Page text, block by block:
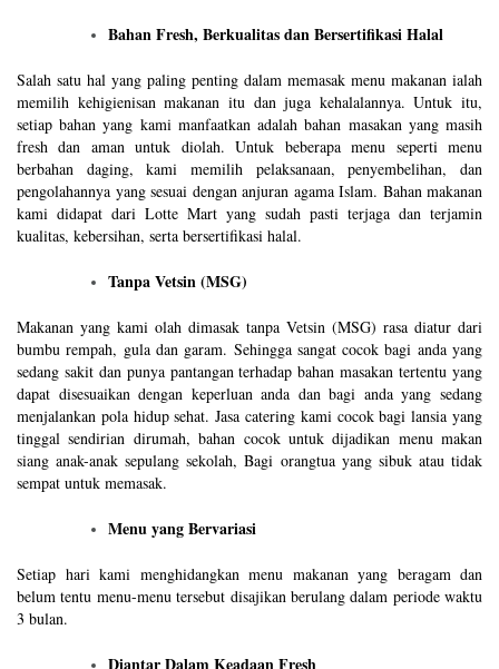
Bahan Fresh, Berkualitas dan Bersertifikasi Halal
Salah satu hal yang paling penting dalam memasak menu makanan ialah
memilih kehigienisan makanan itu dan juga kehalalannya. Untuk itu,
setiap bahan yang kami manfaatkan adalah bahan masakan yang masih
fresh dan aman untuk diolah. Untuk beberapa menu seperti menu
berbahan daging, kami memilih pelaksanaan, penyembelihan, dan
pengolahannya yang sesuai dengan anjuran agama Islam. Bahan makanan
kami didapat dari Lotte Mart yang sudah pasti terjaga dan terjamin
kualitas, kebersihan, serta bersertifikasi halal.
Tanpa Vetsin (MSG)
Makanan yang kami olah dimasak tanpa Vetsin (MSG) rasa diatur dari
bumbu rempah, gula dan garam. Sehingga sangat cocok bagi anda yang
sedang sakit dan punya pantangan terhadap bahan masakan tertentu yang
dapat disesuaikan dengan keperluan anda dan bagi anda yang sedang
menjalankan pola hidup sehat. Jasa catering kami cocok bagi lansia yang
tinggal sendirian dirumah, bahan cocok untuk dijadikan menu makan
siang anak-anak sepulang sekolah, Bagi orangtua yang sibuk atau tidak
sempat untuk memasak.
Menu yang Bervariasi
Setiap hari kami menghidangkan menu makanan yang beragam dan
belum tentu menu-menu tersebut disajikan berulang dalam periode waktu
3 bulan.
Diantar Dalam Keadaan Fresh